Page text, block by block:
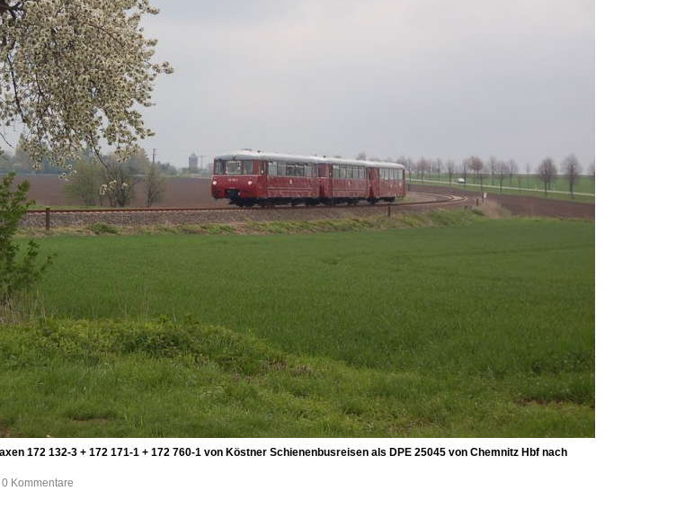
172 132-3 + 172 171-1 + 172 760-1 von Köstner Schienenbusreisen als DPE 25045 von Chemnitz Hbf nach
Kommentare